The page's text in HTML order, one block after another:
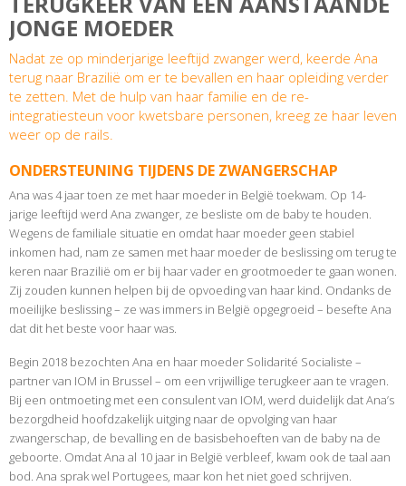
JONGE MOEDER
Nadat ze op minderjarige leeftijd zwanger werd, keerde Ana
terug naar Brazilië om er te bevallen en haar opleiding verder
te zetten. Met de hulp van haar familie en de re-
integratiesteun voor kwetsbare personen, kreeg ze haar leven
weer op de rails.
ONDERSTEUNING TIJDENS DE ZWANGERSCHAP
Ana was 4 jaar toen ze met haar moeder in België toekwam. Op 14-
jarige leeftijd werd Ana zwanger, ze besliste om de baby te houden.
Wegens de familiale situatie en omdat haar moeder geen stabiel
inkomen had, nam ze samen met haar moeder de beslissing om terug te
keren naar Brazilië om er bij haar vader en grootmoeder te gaan wonen.
Zij zouden kunnen helpen bij de opvoeding van haar kind. Ondanks de
moeilijke beslissing – ze was immers in België opgegroeid – besefte Ana
dat dit het beste voor haar was.
Begin 2018 bezochten Ana en haar moeder Solidarité Socialiste –
partner van IOM in Brussel – om een vrijwillige terugkeer aan te vragen.
Bij een ontmoeting met een consulent van IOM, werd duidelijk dat Ana’s
bezorgdheid hoofdzakelijk uitging naar de opvolging van haar
zwangerschap, de bevalling en de basisbehoeften van de baby na de
geboorte. Omdat Ana al 10 jaar in België verbleef, kwam ook de taal aan
bod. Ana sprak wel Portugees, maar kon het niet goed schrijven.